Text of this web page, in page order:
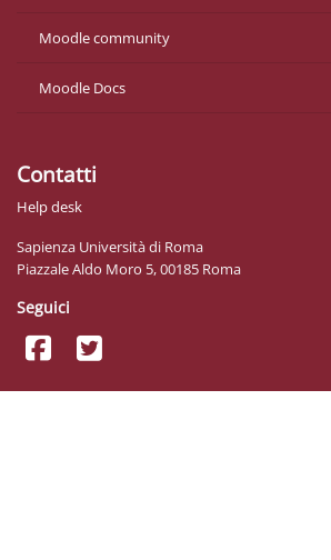
Moodle community
Moodle Docs
Contatti
Help desk
Sapienza Università di Roma
Piazzale Aldo Moro 5, 00185 Roma
Seguici